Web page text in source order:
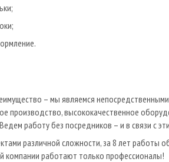
– мы являемся
производство, высококачественное
работу без посредников – и в связи с
различной сложности, за 8 лет работы
компании работают только профессионалы!